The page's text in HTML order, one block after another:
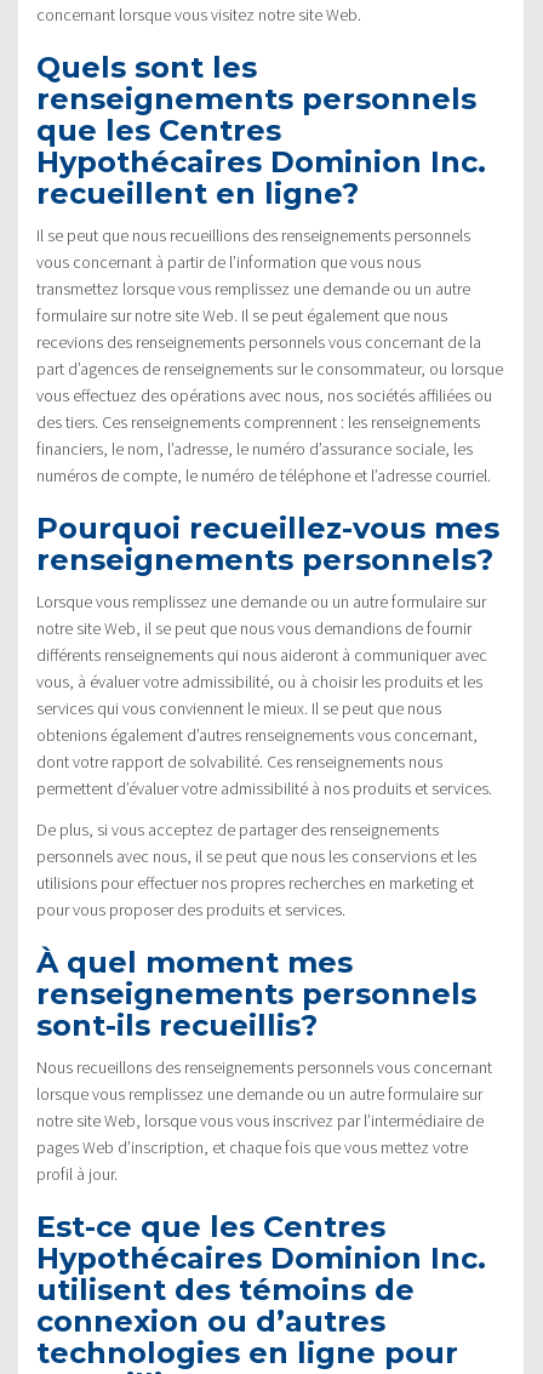
concernant lorsque vous visitez notre site Web.
Quels sont les
renseignements personnels
que les Centres
Hypothécaires Dominion Inc.
recueillent en ligne?
Il se peut que nous recueillions des renseignements personnels
vous concernant à partir de l’information que vous nous
transmettez lorsque vous remplissez une demande ou un autre
formulaire sur notre site Web. Il se peut également que nous
recevions des renseignements personnels vous concernant de la
part d’agences de renseignements sur le consommateur, ou lorsque
vous effectuez des opérations avec nous, nos sociétés affiliées ou
des tiers. Ces renseignements comprennent : les renseignements
financiers, le nom, l’adresse, le numéro d’assurance sociale, les
numéros de compte, le numéro de téléphone et l’adresse courriel.
Pourquoi recueillez-vous mes
renseignements personnels?
Lorsque vous remplissez une demande ou un autre formulaire sur
notre site Web, il se peut que nous vous demandions de fournir
différents renseignements qui nous aideront à communiquer avec
vous, à évaluer votre admissibilité, ou à choisir les produits et les
services qui vous conviennent le mieux. Il se peut que nous
obtenions également d’autres renseignements vous concernant,
dont votre rapport de solvabilité. Ces renseignements nous
permettent d’évaluer votre admissibilité à nos produits et services.
De plus, si vous acceptez de partager des renseignements
personnels avec nous, il se peut que nous les conservions et les
utilisions pour effectuer nos propres recherches en marketing et
pour vous proposer des produits et services.
À quel moment mes
renseignements personnels
sont-ils recueillis?
Nous recueillons des renseignements personnels vous concernant
lorsque vous remplissez une demande ou un autre formulaire sur
notre site Web, lorsque vous vous inscrivez par l’intermédiaire de
pages Web d’inscription, et chaque fois que vous mettez votre
profil à jour.
Est-ce que les Centres
Hypothécaires Dominion Inc.
utilisent des témoins de
connexion ou d’autres
technologies en ligne pour